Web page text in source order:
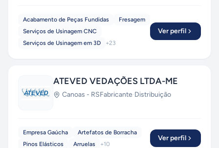
Acabamento de Peças Fundidas
Fresagem
Serviços de Usinagem CNC
Serviços de Usinagem em 3D
+23
Ver perfil
ATEVED VEDAÇÕES LTDA-ME
Canoas - RSFabricante·Distribuição
Empresa Gaúcha
Artefatos de Borracha
Pinos Elásticos
Arruelas +10
Ver perfil